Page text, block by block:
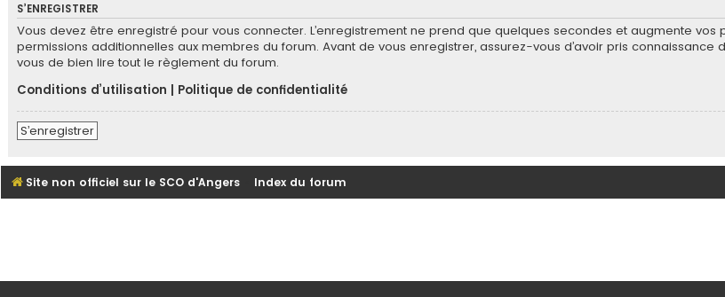
S’ENREGISTRER
Vous devez être enregistré pour vous connecter. L’enregistrement ne prend que quelques secondes et augmente
permissions additionnelles aux membres du forum. Avant de vous enregistrer, assurez-vous d’avoir pris
vous de bien lire tout le règlement du forum.
Conditions d’utilisation
Politique de confidentialité
S’enregistrer
Site non officiel sur le SCO d'Angers Index du forum